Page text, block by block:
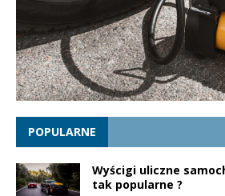
POPULARNE
Wyścigi uliczne
tak popularne ?